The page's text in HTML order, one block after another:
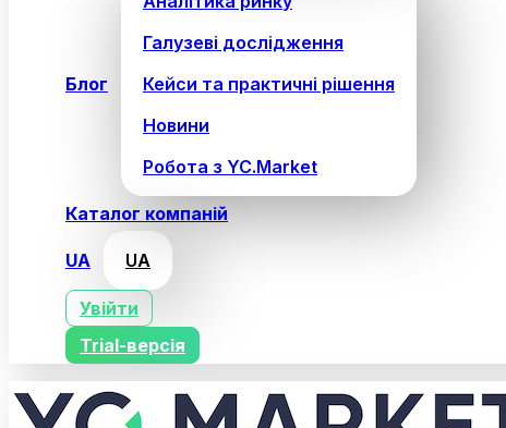
Блог
Галузеві дослідження
Кейси та практичні рішення
Новини
Робота з YC.Market
Каталог компаній
UA UA
Увійти
Trial-версія